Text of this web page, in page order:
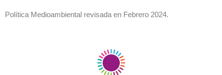
Política Medioambiental revisada en Febrero 2024.